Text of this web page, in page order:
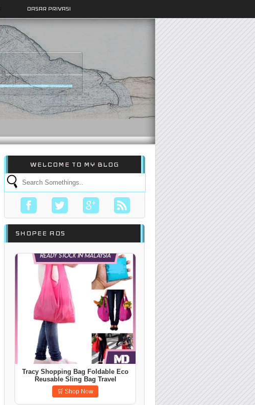
DASAR PRIVASI
WELCOME TO MY BLOG
SHOPEE ADS
Tracy Shopping Bag Foldable Eco
Reusable Sling Bag Travel
🛒 Shop Now